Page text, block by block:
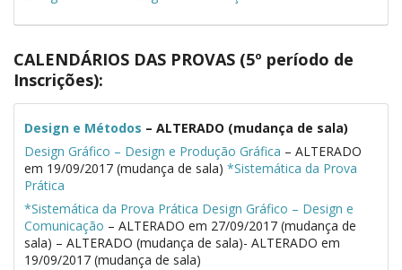
CALENDÁRIOS DAS PROVAS (5º período de
Inscrições):
Design e Métodos – ALTERADO (mudança de sala)
Design Gráfico – Design e Produção Gráfica – ALTERADO
em 19/09/2017 (mudança de sala) *Sistemática da Prova
Prática
*Sistemática da Prova Prática Design Gráfico – Design e
Comunicação – ALTERADO em 27/09/2017 (mudança de
sala) – ALTERADO (mudança de sala)- ALTERADO em
19/09/2017 (mudança de sala)